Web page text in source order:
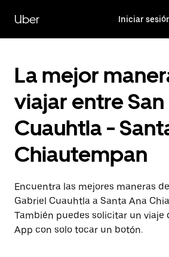
contenido
principal
Uber Iniciar
La mejor
viajar entre
Cuauhtla -
Chiautempan
Encuentra las mejores maneras
Gabriel Cuauhtla a Santa Ana
También puedes solicitar un viaje
App con solo tocar un botón.